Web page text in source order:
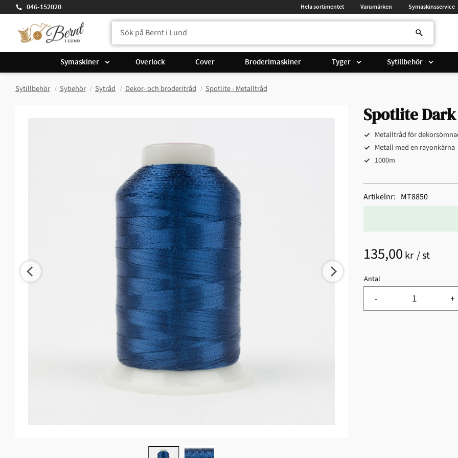
046-152020 Hela sortimentet Varumärken Symaskinsservice
Symaskiner Overlock Cover Broderimaskiner Tyger Sytillbehör
Sytillbehör Sybehör Sytråd Dekor- och broderitråd Spotlite - Metalltråd
Spotlite
Metalltråd för
Metall med en rayonkärna
1000m
135,00 kr /st
Antal
+
-
Artikelnr MT8850